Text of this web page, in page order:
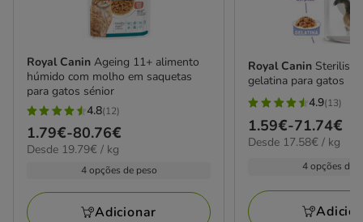
Royal Canin Ageing 11+ alimento
húmido com molho em saquetas
para gatos sénior
4.8
estrelas
com
avaliações
4.8(12)
Preço
de
80.76€
1.79€-80.76€
19.79€
Desde 19.79€ / kg
4 opções de peso
Adicionar
Royal Canin
gelatina para gatos
4.9
estrelas
com
avaliações
4.9(13)
Preço
de
71.74€
1.59€-71.74€
17.58€
Desde 17.58€ / kg
4 opções de